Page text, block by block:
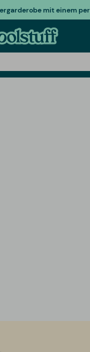
mit einem